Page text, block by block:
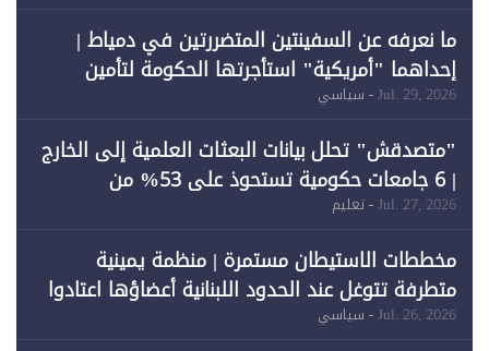
ما نعرفه عن السفينتين المتضررتين في دمياط |
إحداهما "أمريكية" استأجرتها الحكومة لتأمين
احتياجات الطاقة
Jul. 29, 2026- سياسي
"متصدقش" تحلل بيانات البعثات العلمية إلى الخارج
| 6 جامعات حكومية تستحوذ على 53% من
Jul. 27, 2026- تعليم
مخططات الاستيطان مستمرة | منظمة يمينية
متطرفة تتوغل عند الحدود اللبنانية أعضاؤها اعتادوا
خرق الحدود
Jul. 26, 2026- سياسي